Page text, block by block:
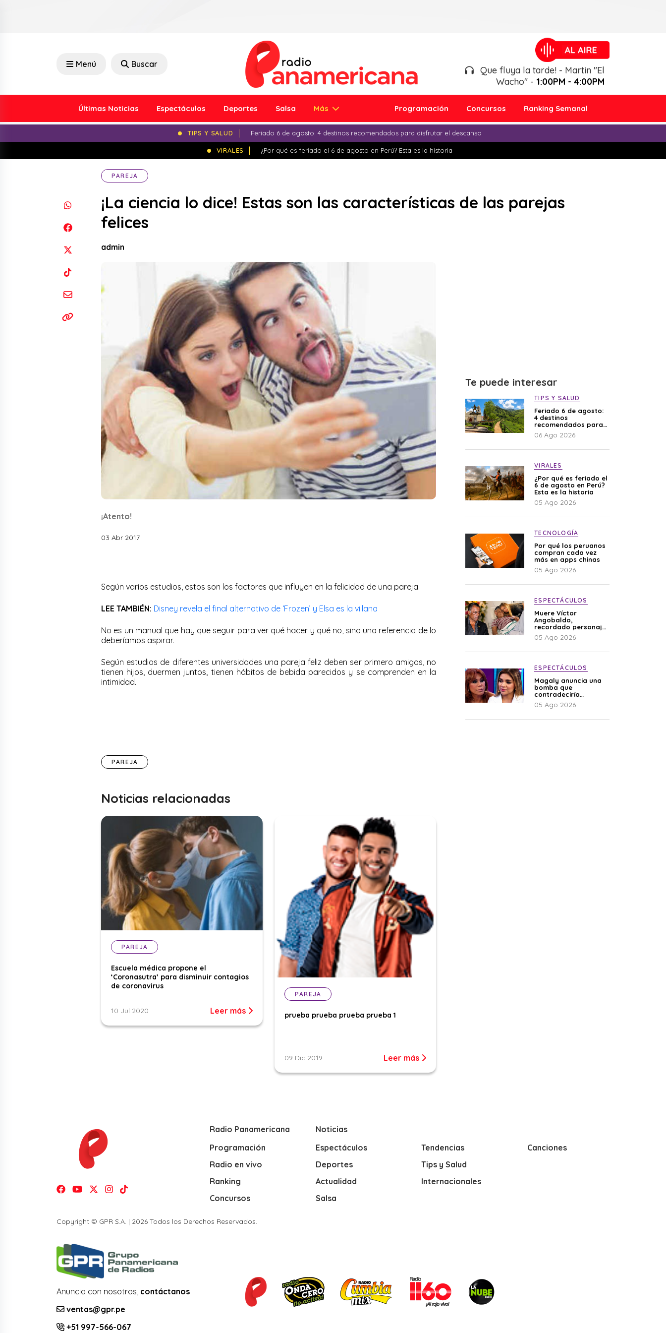
Menú Buscar
Que fluya la tarde! - Martin "El
Wacho" - 1:00PM - 4:00PM
Últimas Noticias Espectáculos Deportes Salsa Más Programación Concursos Ranking Semanal
TIPS Y SALUD Feriado 6 de agosto: 4 destinos recomendados para disfrutar el descanso
VIRALES ¿Por qué es feriado el 6 de agosto en Perú? Esta es la historia
PAREJA
¡La ciencia lo dice! Estas son las características de las parejas
felices
admin
¡Atento!
03 Abr 2017
Según varios estudios, estos son los factores que influyen en la felicidad de una pareja.
LEE TAMBIÉN: Disney revela el final alternativo de ‘Frozen’ y Elsa es la villana
No es un manual que hay que seguir para ver qué hacer y qué no, sino una referencia de lo
deberíamos aspirar.
Según estudios de diferentes universidades una pareja feliz deben ser primero amigos, no
tienen hijos, duermen juntos, tienen hábitos de bebida parecidos y se comprenden en la
intimidad.
PAREJA
Noticias relacionadas
PAREJA
Escuela médica propone el
‘Coronasutra’ para disminuir contagios
de coronavirus
10 Jul 2020 Leer más
PAREJA
prueba prueba prueba prueba 1
09 Dic 2019 Leer más
Te puede interesar
TIPS Y SALUD
Feriado 6 de agosto:
4 destinos
recomendados para
disfrutar el descanso
06 Ago 2026
VIRALES
¿Por qué es feriado el
6 de agosto en Perú?
Esta es la historia
05 Ago 2026
TECNOLOGÍA
Por qué los peruanos
compran cada vez
más en apps chinas
05 Ago 2026
ESPECTÁCULOS
Muere Víctor
Angobaldo,
recordado personaje
de la farándula y
expareja de Shirley
05 Ago 2026
ESPECTÁCULOS
Magaly anuncia una
bomba que
contradeciría
comunicado de La
Bella Luz: “Hay un
05 Ago 2026
Radio Panamericana
Programación
Radio en vivo
Ranking
Concursos
Noticias
Espectáculos
Deportes
Actualidad
Salsa
Tendencias
Tips y Salud
Internacionales
Canciones
Copyright © GPR S.A. | 2026 Todos los Derechos Reservados.
Anuncia con nosotros, contáctanos
ventas@gpr.pe
+51 997-566-067